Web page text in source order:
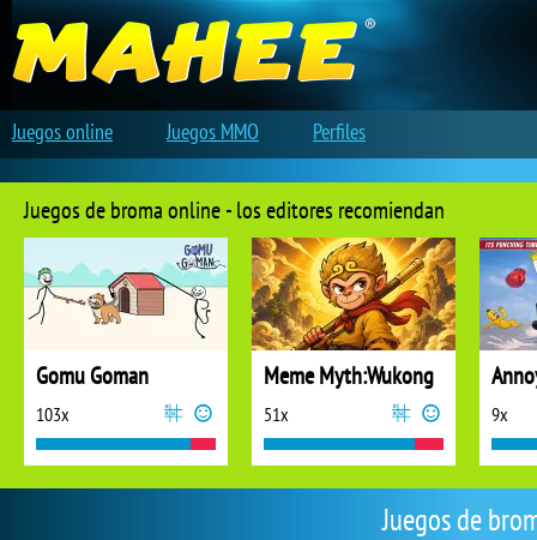
Juegos de
Juegos de broma online - los editores recomiendan
Gomu Goman
103x
Meme Myth:Wukong
51x 9x
Juegos online Juegos MMO Perfiles